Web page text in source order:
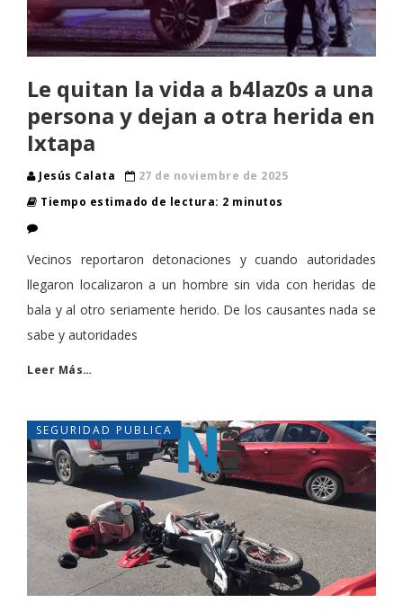
Le quitan la vida a b4laz0s a una
persona y dejan a otra herida en
Ixtapa
Jesús Calata
27 de noviembre de 2025
Tiempo estimado de lectura: 2 minutos
Vecinos reportaron detonaciones y cuando autoridades
llegaron localizaron a un hombre sin vida con heridas de
bala y al otro seriamente herido. De los causantes nada se
sabe y autoridades
Leer Más…
SEGURIDAD PUBLICA